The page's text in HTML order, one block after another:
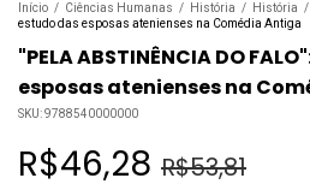
Início / Ciências Humanas / História / História /
estudo das esposas atenienses na Comédia Antiga
"PELA ABSTINÊNCIA DO
esposas atenienses na
SKU:9788540000000
R$46,28 R$53,81